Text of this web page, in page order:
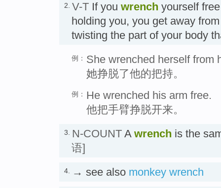
2. V-T If you wrench yourself
holding you, you get away
twisting the part of your body
例： She wrenched herself from
她挣脱了他的把持。
例： He wrenched his arm free.
他把手臂挣脱开来。
3. N-COUNT A wrench is the
语]
4. → see also monkey wrench